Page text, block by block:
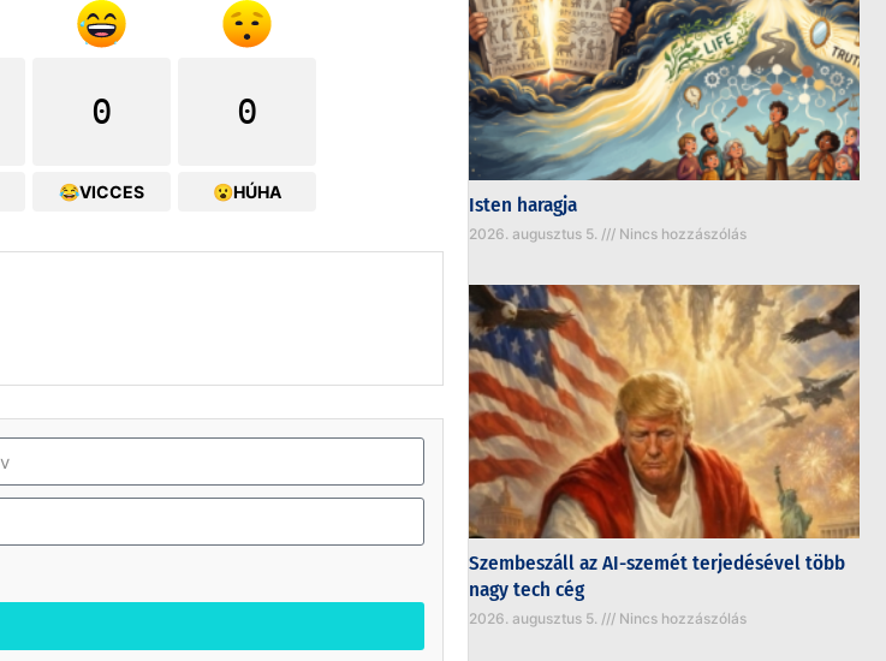
0
😂VICCES
0
😮HÚHA
Isten haragja
2026. augusztus 5. Nincs hozzászólás
Szembeszáll az AI-szemét terjedésével több
nagy tech cég
2026. augusztus 5. Nincs hozzászólás